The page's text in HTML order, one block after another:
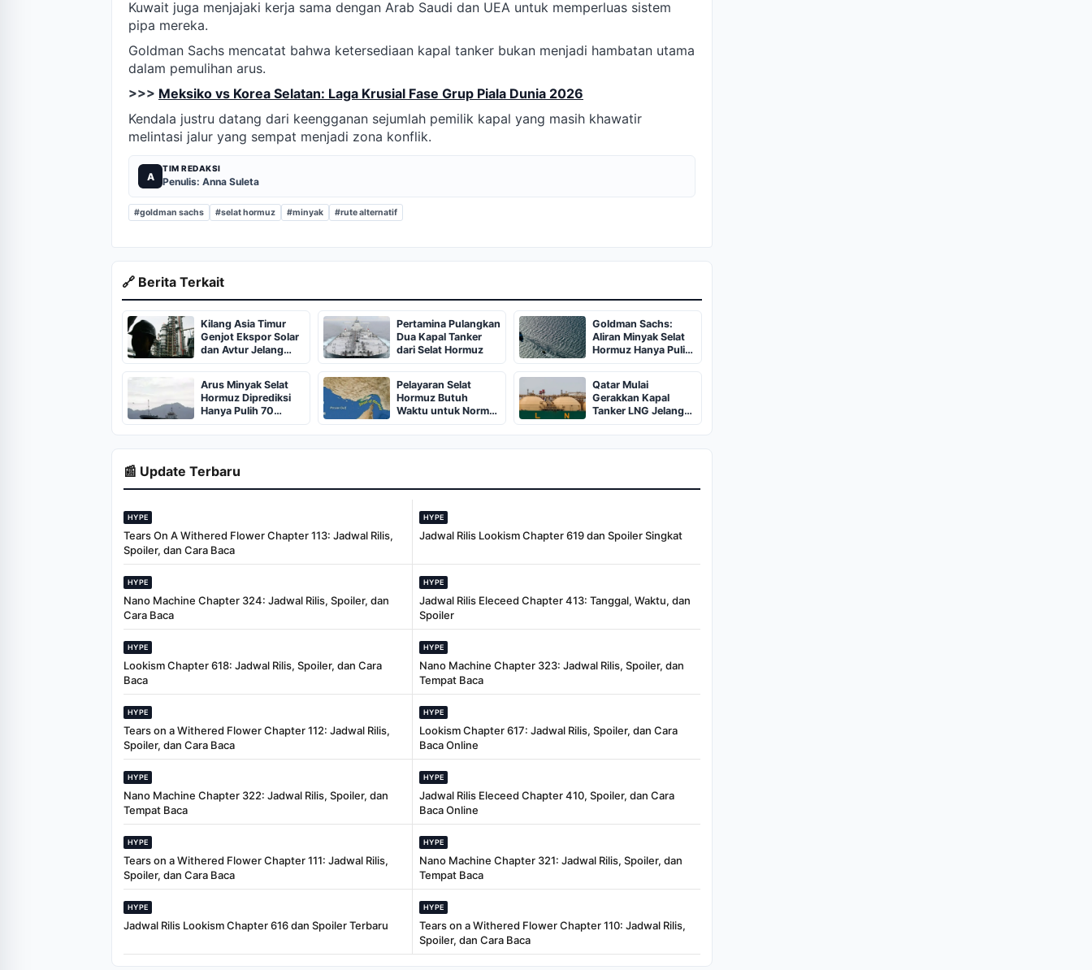
Kuwait juga menjajaki kerja sama dengan Arab Saudi dan UEA untuk memperluas sistem
pipa mereka.
Goldman Sachs mencatat bahwa ketersediaan kapal tanker bukan menjadi hambatan utama
dalam pemulihan arus.
>>> Meksiko vs Korea Selatan: Laga Krusial Fase Grup Piala Dunia 2026
Kendala justru datang dari keengganan sejumlah pemilik kapal yang masih khawatir
melintasi jalur yang sempat menjadi zona konflik.
A
TIM REDAKSI
Penulis: Anna Suleta
#goldman sachs #selat hormuz #minyak #rute alternatif
🔗 Berita Terkait
Kilang Asia Timur
Genjot Ekspor Solar
dan Avtur Jelang
Normalisasi Selat
Hormuz
Pertamina Pulangkan
Dua Kapal Tanker
dari Selat Hormuz
Goldman Sachs:
Aliran Minyak Selat
Hormuz Hanya Pulih
70 Persen pada Juni
2026
Arus Minyak Selat
Hormuz Diprediksi
Hanya Pulih 70
Persen Pasca Perang
Pelayaran Selat
Hormuz Butuh
Waktu untuk Normal
Pasca Kesepakatan
AS-Iran
Qatar Mulai
Gerakkan Kapal
Tanker LNG Jelang
Pembukaan Selat
Hormuz
📰 Update Terbaru
HYPE
Tears On A Withered Flower Chapter 113: Jadwal Rilis,
Spoiler, dan Cara Baca
HYPE
Jadwal Rilis Lookism Chapter 619 dan Spoiler Singkat
HYPE
Nano Machine Chapter 324: Jadwal Rilis, Spoiler, dan
Cara Baca
HYPE
Jadwal Rilis Eleceed Chapter 413: Tanggal, Waktu, dan
Spoiler
HYPE
Lookism Chapter 618: Jadwal Rilis, Spoiler, dan Cara
Baca
HYPE
Nano Machine Chapter 323: Jadwal Rilis, Spoiler, dan
Tempat Baca
HYPE
Tears on a Withered Flower Chapter 112: Jadwal Rilis,
Spoiler, dan Cara Baca
HYPE
Lookism Chapter 617: Jadwal Rilis, Spoiler, dan Cara
Baca Online
HYPE
Nano Machine Chapter 322: Jadwal Rilis, Spoiler, dan
Tempat Baca
HYPE
Jadwal Rilis Eleceed Chapter 410, Spoiler, dan Cara
Baca Online
HYPE
Tears on a Withered Flower Chapter 111: Jadwal Rilis,
Spoiler, dan Cara Baca
HYPE
Nano Machine Chapter 321: Jadwal Rilis, Spoiler, dan
Tempat Baca
HYPE
Jadwal Rilis Lookism Chapter 616 dan Spoiler Terbaru
HYPE
Tears on a Withered Flower Chapter 110: Jadwal Rilis,
Spoiler, dan Cara Baca